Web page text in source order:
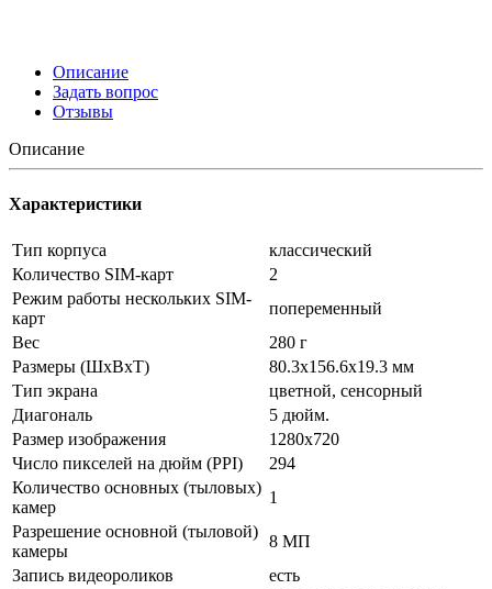
Описание
Задать вопрос
Отзывы
Описание
Характеристики
Тип корпуса
классический
Количество SIM-карт
2
Режим работы нескольких SIM-
карт
попеременный
Вес
280 г
Размеры (ШxВxТ)
80.3x156.6x19.3 мм
Тип экрана
цветной, сенсорный
Диагональ
5 дюйм.
Размер изображения
1280x720
Число пикселей на дюйм (PPI)
294
Количество основных (тыловых)
камер
1
Разрешение основной (тыловой)
камеры
8 МП
Запись видеороликов
есть